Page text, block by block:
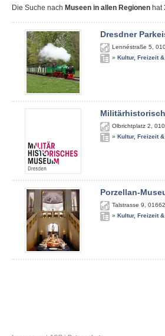
Die Suche nach Museen in allen Regionen hat
Dresdner
Lennéstraße 5
» Kultur, Freizeit
Olbrichtplatz 2
» Kultur, Freizeit
Porzellan-
Talstrasse 9 01662
» Kultur, Freizeit